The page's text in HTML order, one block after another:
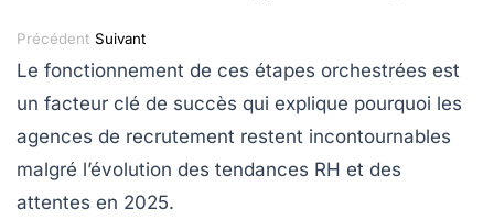
Précédent Suivant
Le fonctionnement de ces étapes orchestrées est
un facteur clé de succès qui explique pourquoi les
agences de recrutement restent incontournables
malgré l’évolution des tendances RH et des
attentes en 2025.